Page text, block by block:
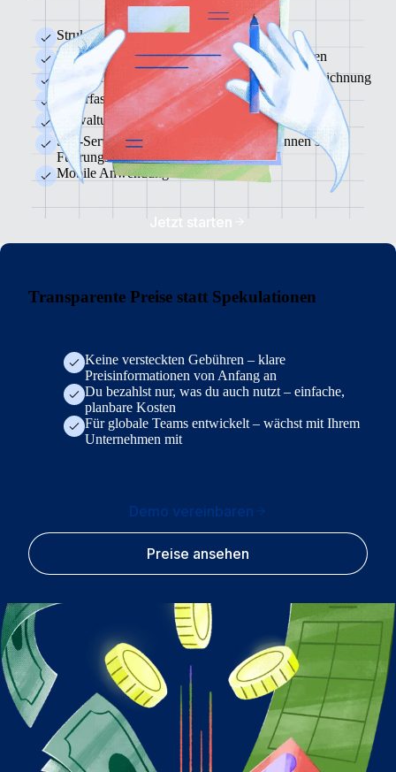
Strukturiertes On- und Offboarding
Personenprofile und deren Unterlagen verwalten
Vorlagen für Verträge und elektronische Unterzeichnung
Zeiterfassung sowie Urlaubsverwaltung
Verwaltung von Spesen
Self-Service-Funktionen für Mitarbeiter:innen sowie
Führungskräfte
Mobile Anwendung
Jetzt starten
Transparente Preise statt Spekulationen
Keine versteckten Gebühren – klare
Preisinformationen von Anfang an
Du bezahlst nur, was du auch nutzt – einfache,
planbare Kosten
Für globale Teams entwickelt – wächst mit Ihrem
Unternehmen mit
Demo vereinbaren
Preise ansehen